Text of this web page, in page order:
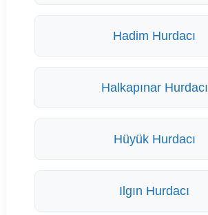
Hadim Hurdacı
Halkapınar Hurdacı
Hüyük Hurdacı
Ilgın Hurdacı